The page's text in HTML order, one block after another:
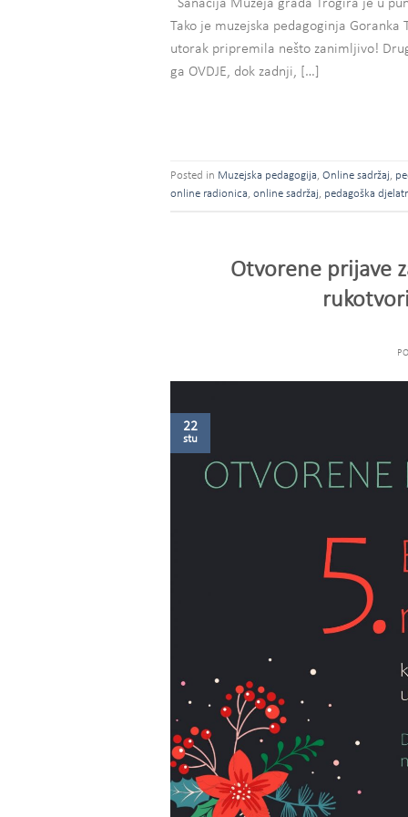
Sanacija Muzeja grada Trogira je u
Tako je muzejska pedagoginja
utorak pripremila nešto zanimljivo!
ga OVDJE, dok zadnji, […]
Posted in Muzejska pedagogija, Online sadržaj,
online radionica, online sadržaj, pedagoška
Otvorene prijave
22
stu